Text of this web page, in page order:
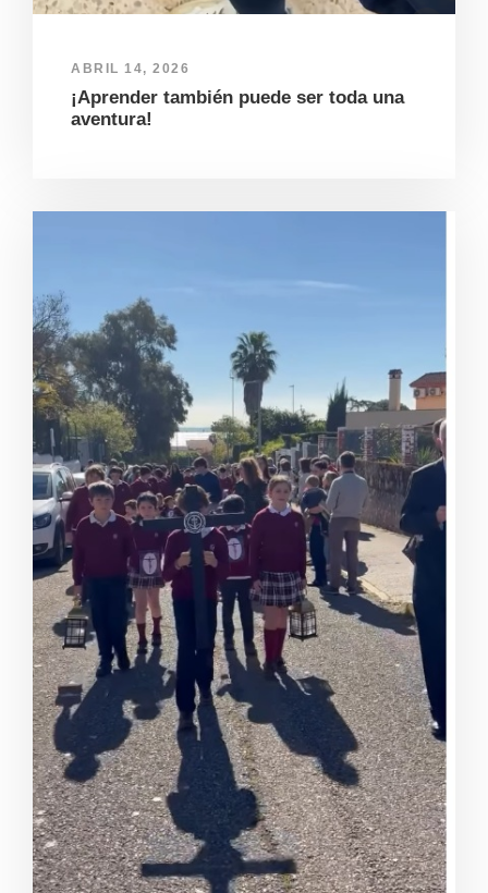
ABRIL 14, 2026
¡Aprender también puede ser toda una
aventura!